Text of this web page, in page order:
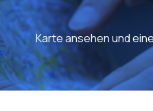
Karte ansehen und